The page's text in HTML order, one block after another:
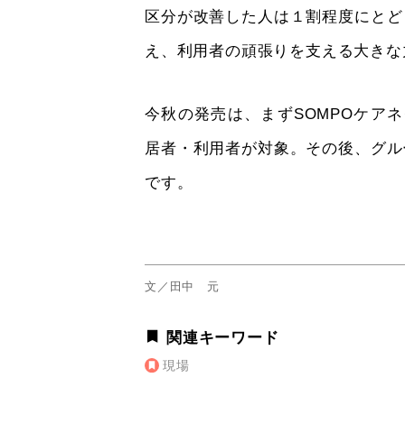
区分が改善した人は１割程度にと
え、利用者の頑張りを支える大き
今秋の発売は、まずSOMPOケア
居者・利用者が対象。その後、グ
です。
文／田中 元
関連キーワード
現場